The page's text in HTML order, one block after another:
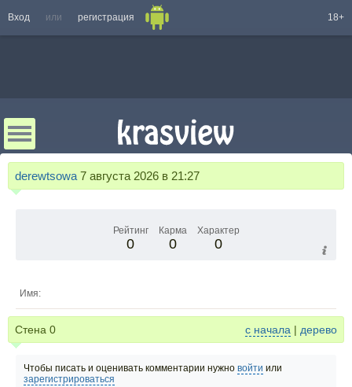
Вход или регистрация 18+
derewtsowa 7 августа 2026 в 21:27
Рейтинг
0
Карма
0
Характер
0
Имя:
Стена 0 с начала | дерево
Чтобы писать и оценивать комментарии нужно войти или
зарегистрироваться